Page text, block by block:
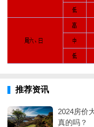
推荐资讯
2024房价
真的吗？